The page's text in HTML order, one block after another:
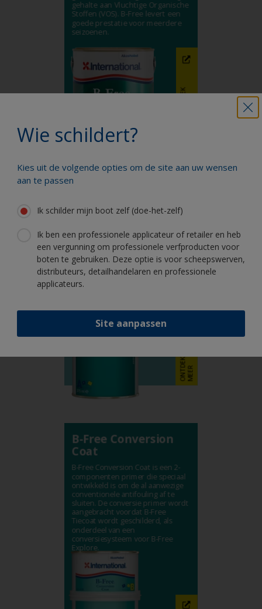
Wie schildert?
Kies uit de volgende opties om de site aan uw wensen
aan te passen
Ik schilder mijn boot zelf (doe-het-zelf)
Ik ben een professionele applicateur of retailer en heb
een vergunning om professionele verfproducten voor
boten te gebruiken. Deze optie is voor scheepswerven,
distributeurs, detailhandelaren en professionele
applicateurs.
Site aanpassen